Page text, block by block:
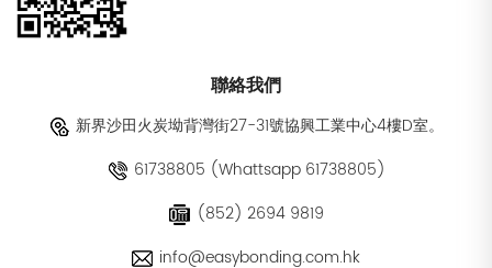
聯絡我們
新界沙田火炭坳背灣街27-31號協興工業中心4樓D室。
61738805 (Whattsapp 61738805)
(852) 2694 9819
info@easybonding.com.hk